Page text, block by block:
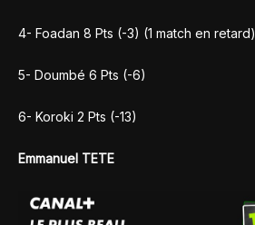
4- Foadan 8 Pts (-3) (1 match en retard)
5- Doumbé 6 Pts (-6)
6- Koroki 2 Pts (-13)
Emmanuel TETE